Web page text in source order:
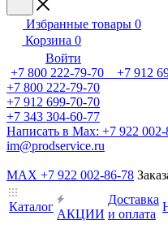
Избранные товары 0
Корзина 0
Войти
+7 800 222-79-70 +7 912
+7 800 222-79-70
+7 912 699-70-70
+7 343 304-60-77
Написать в Max: +7 922 002-
im@prodservice.ru
MAX +7 922 002-86-78
Каталог
АКЦИИ
Доставка
и оплата